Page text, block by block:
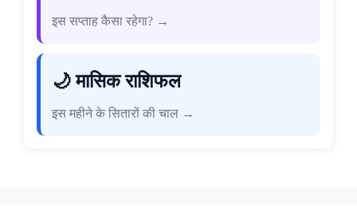
इस सप्ताह कैसा रहेगा? →
🌙 मासिक राशिफल
इस महीने के सितारों की चाल →